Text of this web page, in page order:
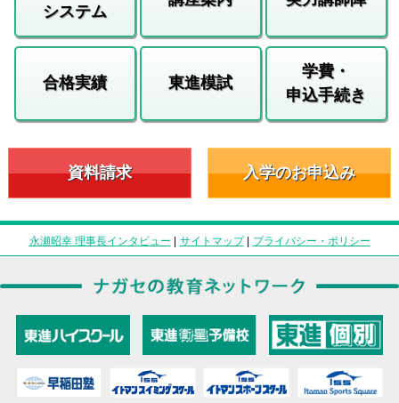
システム
合格実績 東進模試
学費・
申込手続き
資料請求 入学のお申込み
永瀬昭幸 理事長インタビュー | サイトマップ| プライバシー・ポリシー